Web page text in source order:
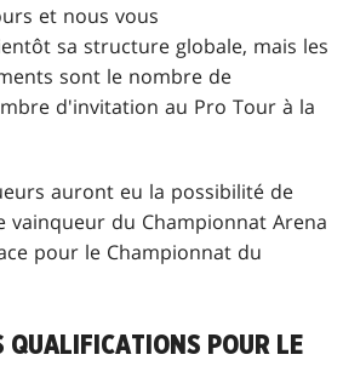
et nous vous
sa structure globale, mais les
sont le nombre de
d'invitation au Pro Tour à la
auront eu la possibilité de
du Championnat Arena
pour le Championnat du
QUALIFICATIONS POUR LE